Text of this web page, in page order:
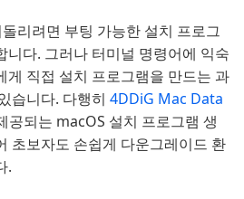
리려면 부팅 가능한 설치 프로그
니다. 그러나 터미널 명령어에 익숙
게 직접 설치 프로그램을 만드는 과
습니다. 다행히 4DDiG Mac Data
공되는 macOS 설치 프로그램 생
초보자도 손쉽게 다운그레이드 환
.